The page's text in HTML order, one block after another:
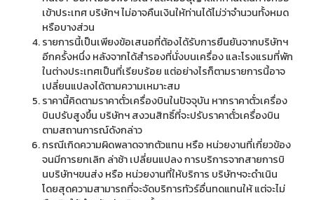
เข้าประเทศ บริษัทฯ ไม่อาจคืนเงินให้ท่านได้ไม่ว่าจำนวนทั้งหมด
หรือบางส่วน
รายการนี้เป็นเพียงข้อเสนอที่ต้องได้รับการยืนยันจากบริษัทฯ
อีกครั้งหนึ่ง หลังจากได้สำรองที่นั่งบนเครื่อง และโรงแรมที่พัก
ในต่างประเทศเป็นที่เรียบร้อย แต่อย่างไรก็ตามรายการนี้อาจ
เปลี่ยนแปลงได้ตามความเหมาะสม
ราคานี้คิดตามราคาตั๋วเครื่องบินในปัจจุบัน หากราคาตั๋วเครื่อง
บินปรับสูงขึ้น บริษัทฯ สงวนสิทธิ์ที่จะปรับราคาตั๋วเครื่องบิน
ตามสถานการณ์ดังกล่าว
กรณีเกิดความผิดพลาดจากตัวแทน หรือ หน่วยงานที่เกี่ยวข้อง
จนมีการยกเลิก ล่าช้า เปลี่ยนแปลง การบริการจากสายการบิ
นบริษัทฯขนส่ง หรือ หน่วยงานที่ให้บริการ บริษัทฯจะดำเนิน
โดยสุดความสามารถที่จะจัดบริการทัวร์อื่นทดแทนให้ แต่จะไม่